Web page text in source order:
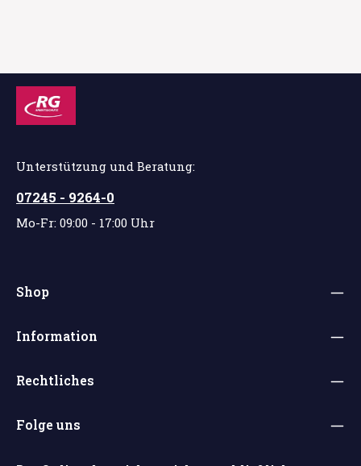
Unterstützung und Beratung:
07245 - 9264-0
Mo-Fr: 09:00 - 17:00 Uhr
Shop
Information
Rechtliches
Folge uns